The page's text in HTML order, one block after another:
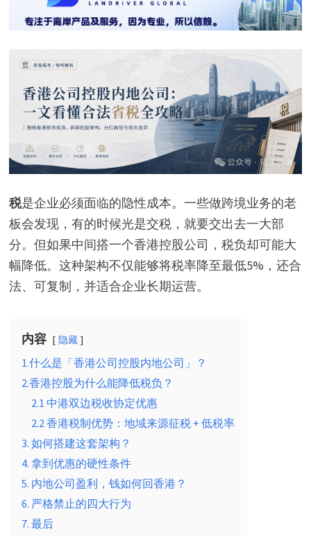
税是企业必须面临的隐性成本。一些做跨境业务的老
板会发现，有的时候光是交税，就要交出去一大部
分。但如果中间搭一个香港控股公司，税负却可能大
幅降低。这种架构不仅能够将税率降至最低5%，还合
法、可复制，并适合企业长期运营。
内容 隐藏
1.什么是「香港公司控股内地公司」？
2.香港控股为什么能降低税负？
2.1 中港双边税收协定优惠
2.2 香港税制优势：地域来源征税 + 低税率
3. 如何搭建这套架构？
4. 拿到优惠的硬性条件
5. 内地公司盈利，钱如何回香港？
6. 严格禁止的四大行为
7. 最后